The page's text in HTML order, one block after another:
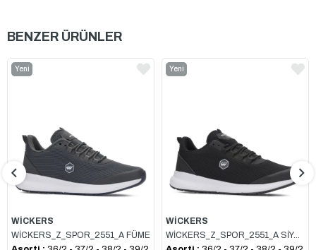
BENZER ÜRÜNLER
WİCKERS
WİCKERS_Z_SPOR_2551_A FÜME
Yeni
WİCKERS
WİCKERS_Z_SPOR_2551_A SİYAH_BEYAZ
Yeni